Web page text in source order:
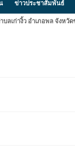
ข่าวประชาสัมพันธ์
ลเก่างิ้ว อำเภอพล จังห